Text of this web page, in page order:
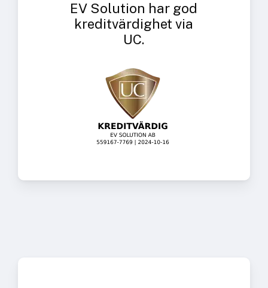
EV Solution har god
kreditvärdighet via
UC.